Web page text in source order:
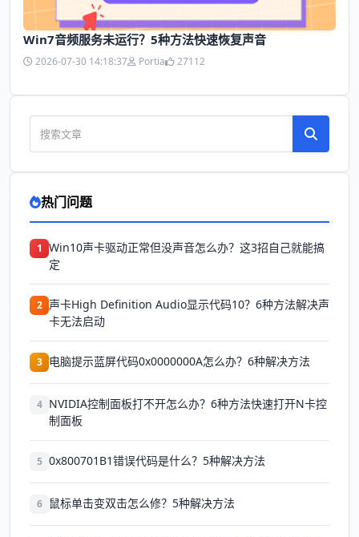
Win7音频服务未运行？5种方法快速恢复声音
2026-07-30 14:18:37 Portia 27112
热门问题
1 Win10声卡驱动正常但没声音怎么办？这3招自己就能搞
定
2 声卡High Definition Audio显示代码10？6种方法解决声
卡无法启动
3 电脑提示蓝屏代码0x0000000A怎么办？6种解决方法
4 NVIDIA控制面板打不开怎么办？6种方法快速打开N卡控
制面板
5 0x800701B1错误代码是什么？5种解决方法
6 鼠标单击变双击怎么修？5种解决方法